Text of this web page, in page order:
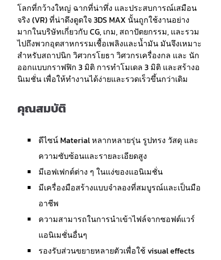
โลกที่กว้างใหญ่ ฉากที่น่าทึ่ง และประสบการณ์เสมือน
จริง (VR) ที่น่าดึงดูดใจ 3DS MAX นั้นถูกใช้งานอย่าง
มากในบริษัทเกี่ยวกับ CG, เกม, สถาปัตยกรรม, และรวม
ไปถึงพวกอุตสาหกรรมเชื้อเพลิงและน้ำมัน มันจึงเหมาะ
สำหรับสถาปนิก วิศวกรโยธา วิศวกรเครื่องกล และ นัก
ออกแบบกราฟฟิก 3 มิติ การทำโมเดล 3 มิติ และสร้างอ
นิเมชั่น เพื่อให้ทำงานได้ง่ายและรวดเร็วขึ้นกว่าเดิม
คุณสมบัติ
ดีไซน์ Material หลากหลายรุ่น รูปทรง วัสดุ และ
ความซับซ้อนและรายละเอียดสูง
มีเอฟเฟกต์ต่าง ๆ ในแง่ของแอนิเมชั่น
มีเครื่องมือสร้างแบบจำลองที่สมบูรณ์และเป็นมือ
อาชีพ
ความสามารถในการนำเข้าไฟล์จากซอฟต์แวร์
แอนิเมชั่นอื่นๆ
รองรับส่วนขยายหลายตัวเพื่อใช้ visual effects